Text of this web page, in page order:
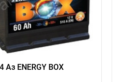
6СТ-74 Аз ENERGY BOX